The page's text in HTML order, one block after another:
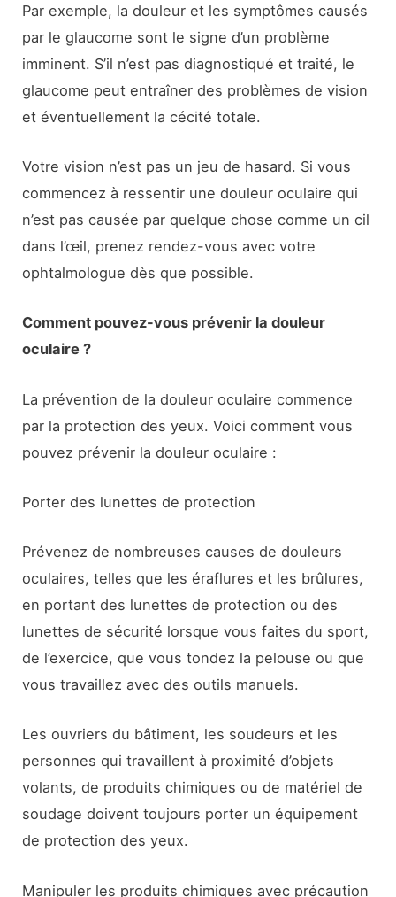
Par exemple, la douleur et les symptômes causés
par le glaucome sont le signe d’un problème
imminent. S’il n’est pas diagnostiqué et traité, le
glaucome peut entraîner des problèmes de vision
et éventuellement la cécité totale.
Votre vision n’est pas un jeu de hasard. Si vous
commencez à ressentir une douleur oculaire qui
n’est pas causée par quelque chose comme un cil
dans l’œil, prenez rendez-vous avec votre
ophtalmologue dès que possible.
Comment pouvez-vous prévenir la douleur
oculaire ?
La prévention de la douleur oculaire commence
par la protection des yeux. Voici comment vous
pouvez prévenir la douleur oculaire :
Porter des lunettes de protection
Prévenez de nombreuses causes de douleurs
oculaires, telles que les éraflures et les brûlures,
en portant des lunettes de protection ou des
lunettes de sécurité lorsque vous faites du sport,
de l’exercice, que vous tondez la pelouse ou que
vous travaillez avec des outils manuels.
Les ouvriers du bâtiment, les soudeurs et les
personnes qui travaillent à proximité d’objets
volants, de produits chimiques ou de matériel de
soudage doivent toujours porter un équipement
de protection des yeux.
Manipuler les produits chimiques avec précaution